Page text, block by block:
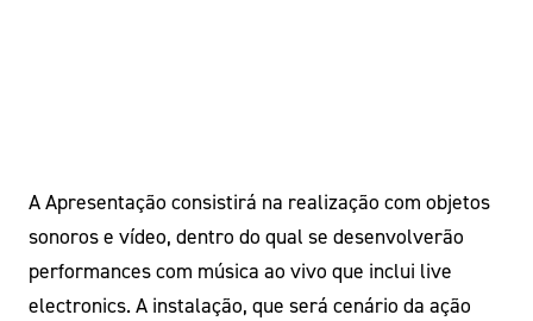
A Apresentação consistirá na realização com objetos
sonoros e vídeo, dentro do qual se desenvolverão
performances com música ao vivo que inclui live
electronics. A instalação, que será cenário da ação